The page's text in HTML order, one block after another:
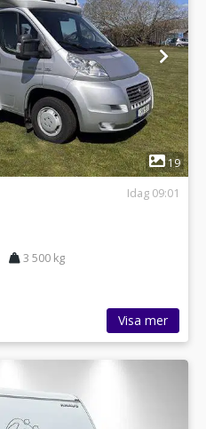
19
Idag 09:01
3 500 kg
Visa mer